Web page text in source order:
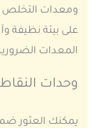
ومعدات التخلص
على بيئة نظيفة
المعدات
وحدات
يمكنك العثور